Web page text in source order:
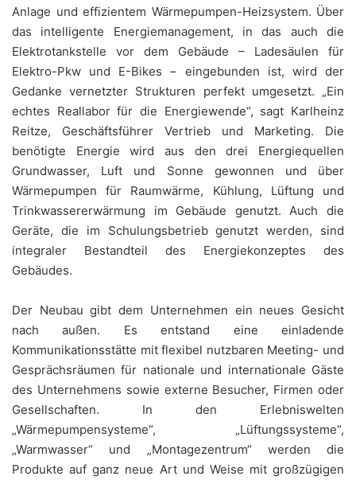
Anlage und effizientem Wärmepumpen-Heizsystem. Über
das intelligente Energiemanagement, in das auch die
Elektrotankstelle vor dem Gebäude – Ladesäulen für
Elektro-Pkw und E-Bikes – eingebunden ist, wird der
Gedanke vernetzter Strukturen perfekt umgesetzt. „Ein
echtes Reallabor für die Energiewende“, sagt Karlheinz
Reitze, Geschäftsführer Vertrieb und Marketing. Die
benötigte Energie wird aus den drei Energiequellen
Grundwasser, Luft und Sonne gewonnen und über
Wärmepumpen für Raumwärme, Kühlung, Lüftung und
Trinkwassererwärmung im Gebäude genutzt. Auch die
Geräte, die im Schulungsbetrieb genutzt werden, sind
integraler Bestandteil des Energiekonzeptes des
Gebäudes.
Der Neubau gibt dem Unternehmen ein neues Gesicht
nach außen. Es entstand eine einladende
Kommunikationsstätte mit flexibel nutzbaren Meeting- und
Gesprächsräumen für nationale und internationale Gäste
des Unternehmens sowie externe Besucher, Firmen oder
Gesellschaften. In den Erlebniswelten
„Wärmepumpensysteme“, „Lüftungssysteme“,
„Warmwasser“ und „Montagezentrum“ werden die
Produkte auf ganz neue Art und Weise mit großzügigen